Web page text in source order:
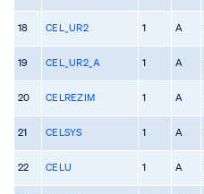
18 CEL_UR2 1 A
19 CEL_UR2_A 1 A
20 CELREZIM 1 A
21 CELSYS 1 A
22 CELU 1 A